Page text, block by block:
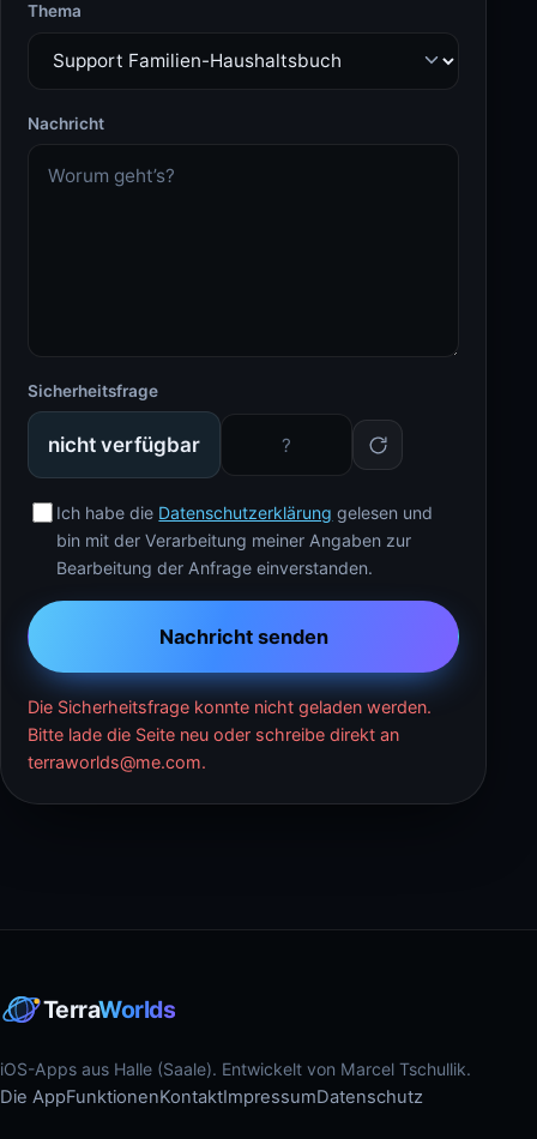
Thema
Nachricht
Sicherheitsfrage
nicht verfügbar
Ich habe die Datenschutzerklärung gelesen und
bin mit der Verarbeitung meiner Angaben zur
Bearbeitung der Anfrage einverstanden.
Nachricht senden
Die Sicherheitsfrage konnte nicht geladen werden.
Bitte lade die Seite neu oder schreibe direkt an
terraworlds@me.com.
TerraWorlds
iOS-Apps aus Halle (Saale). Entwickelt von Marcel Tschullik.
Die AppFunktionenKontaktImpressumDatenschutz